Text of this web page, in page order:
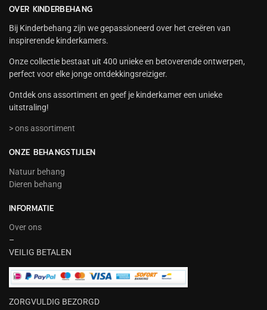
OVER KINDERBEHANG
Bij Kinderbehang zijn we gepassioneerd over het creëren van
inspirerende kinderkamers.
Onze collectie bestaat uit 400 unieke en betoverende ontwerpen,
perfect voor elke jonge ontdekkingsreiziger.
Ontdek ons assortiment en geef je kinderkamer een unieke
uitstraling!
> ons assortiment
ONZE BEHANGSTIJLEN
Natuur behang
Dieren behang
INFORMATIE
Over ons
–
VEILIG BETALEN
ZORGVULDIG BEZORGD